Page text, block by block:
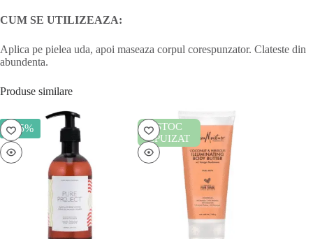
CUM SE UTILIZEAZA:
Aplica pe pielea uda, apoi maseaza corpul corespunzator. Clateste din
abundenta.
Produse similare
- 25%
STOC
EPUIZAT